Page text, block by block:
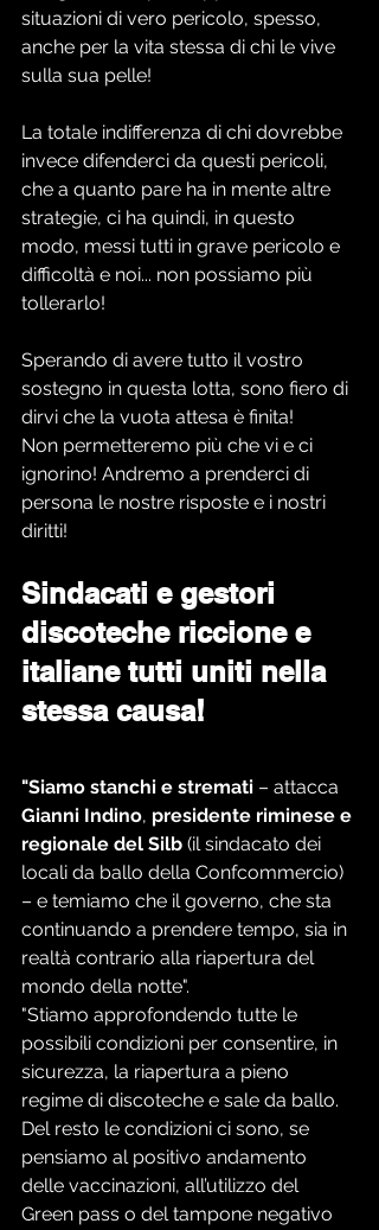
situazioni di vero pericolo, spesso,
anche per la vita stessa di chi le vive
sulla sua pelle!
La totale indifferenza di chi dovrebbe
invece difenderci da questi pericoli,
che a quanto pare ha in mente altre
strategie, ci ha quindi, in questo
modo, messi tutti in grave pericolo e
difficoltà e noi... non possiamo più
tollerarlo!
Sperando di avere tutto il vostro
sostegno in questa lotta, sono fiero di
dirvi che la vuota attesa è finita!
Non permetteremo più che vi e ci
ignorino! Andremo a prenderci di
persona le nostre risposte e i nostri
diritti!
Sindacati e gestori
discoteche riccione e
italiane tutti uniti nella
stessa causa!
"Siamo stanchi e stremati – attacca
Gianni Indino, presidente riminese e
regionale del Silb (il sindacato dei
locali da ballo della Confcommercio)
– e temiamo che il governo, che sta
continuando a prendere tempo, sia in
realtà contrario alla riapertura del
mondo della notte".
"Stiamo approfondendo tutte le
possibili condizioni per consentire, in
sicurezza, la riapertura a pieno
regime di discoteche e sale da ballo.
Del resto le condizioni ci sono, se
pensiamo al positivo andamento
delle vaccinazioni, all’utilizzo del
Green pass o del tampone negativo